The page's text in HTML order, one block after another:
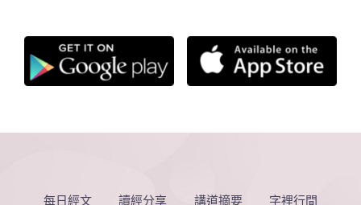
每日經文 讀經分享 講道摘要 字裡行間